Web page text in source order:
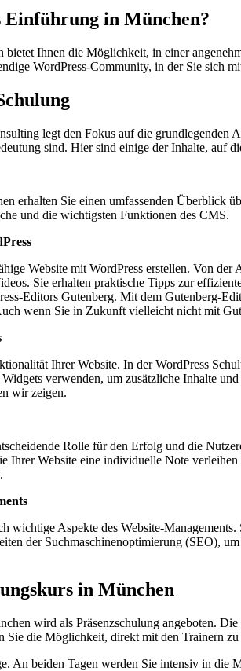
Einführung in München?
Ihnen die Möglichkeit, in einer
WordPress-Community, in der Sie sich
legt den Fokus auf die grundlegenden
sind. Hier sind einige der Inhalte, auf
erhalten Sie einen umfassenden Überblick
und die wichtigsten Funktionen des CMS.
Website mit WordPress erstellen. Von
Sie erhalten praktische Tipps zur
Editors Gutenberg. Mit dem Gutenberg-
wenn Sie in Zukunft vielleicht nicht mit
Ihrer Website. In der WordPress
verwenden, um zusätzliche Inhalte
wir zeigen.
Rolle für den Erfolg und die
Ihrer Website eine individuelle Note
wichtige Aspekte des Website-
der Suchmaschinenoptimierung (SEO),
in München
wird als Präsenzschulung angeboten.
Sie die Möglichkeit, direkt mit den Trainern
An beiden Tagen werden Sie intensiv in die